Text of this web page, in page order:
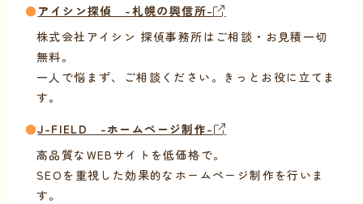
● アイシン探偵 -札幌の興信所-
株式会社アイシン 探偵事務所はご相談・お見積一切
無料。
一人で悩まず、ご相談ください。きっとお役に立てま
す。
●J-FIELD -ホームページ制作-
高品質なWEBサイトを低価格で。
SEOを重視した効果的なホームページ制作を行いま
す。